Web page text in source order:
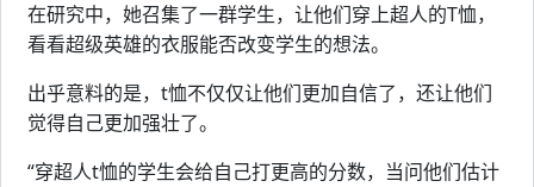
在研究中，她召集了一群学生，让他们穿上超人的T恤，
看看超级英雄的衣服能否改变学生的想法。
出乎意料的是，t恤不仅仅让他们更加自信了，还让他们
觉得自己更加强壮了。
“穿超人t恤的学生会给自己打更高的分数，当问他们估计